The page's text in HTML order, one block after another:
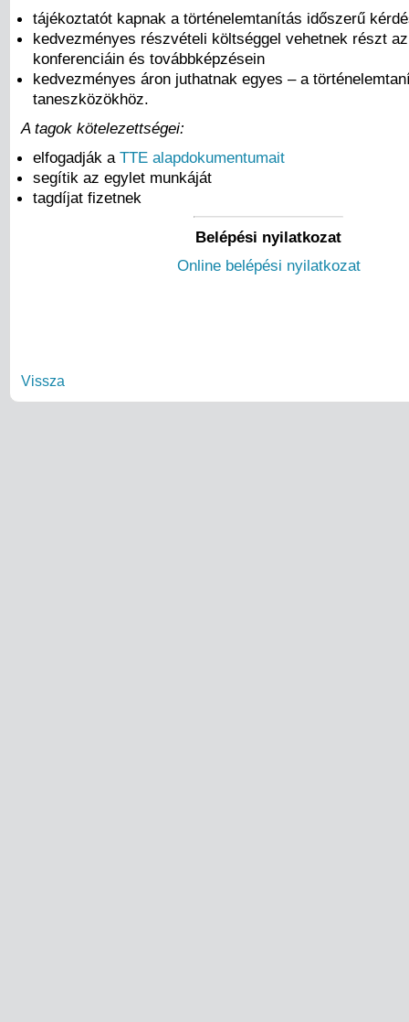
tájékoztatót kapnak a történelemtanítás időszerű
kedvezményes részvételi költséggel vehetnek részt
konferenciáin és továbbképzésein
kedvezményes áron juthatnak egyes – a
taneszközökhöz.
A tagok kötelezettségei:
elfogadják a TTE alapdokumentumait
segítik az egylet munkáját
tagdíjat fizetnek
Belépési nyilatkozat
Online belépési nyilatkozat
Vissza